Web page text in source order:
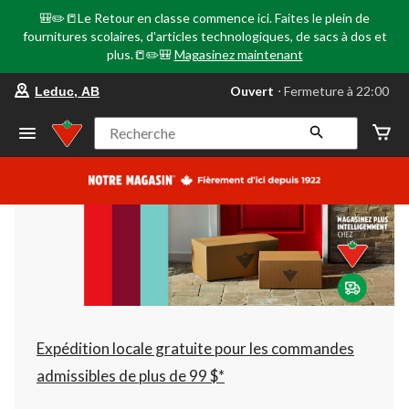
🎒✏️📒Le Retour en classe commence ici. Faites le plein de
fournitures scolaires, d'articles technologiques, de sacs à dos et
plus.📒✏️🎒 Magasinez maintenant
votre
préféré
Leduc,
AB,
courament
Fermeture
à
22:00
cliquer
pour
changer
Leduc, AB Ouvert ⋅ Fermeture à 22:00
Recherche
Expédition locale gratuite pour les commandes
admissibles de plus de 99 $*